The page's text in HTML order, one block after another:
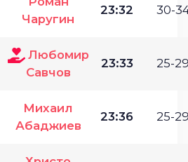
Чаругин
23:32 30-
Любомир
Савчов
23:33 25-
Михаил
Абаджиев
23:36 25-